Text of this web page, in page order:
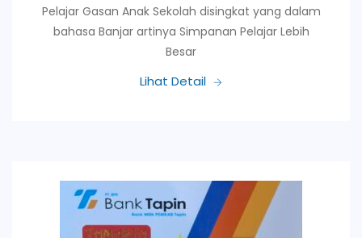
Pelajar Gasan Anak Sekolah disingkat yang dalam
bahasa Banjar artinya Simpanan Pelajar Lebih
Besar
Lihat Detail